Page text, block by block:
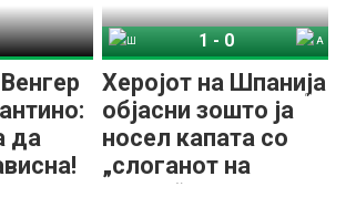
да
Херојот на Шпанија
објасни зошто ја
носел капата со
„слоганот на
Трамп“
1-0